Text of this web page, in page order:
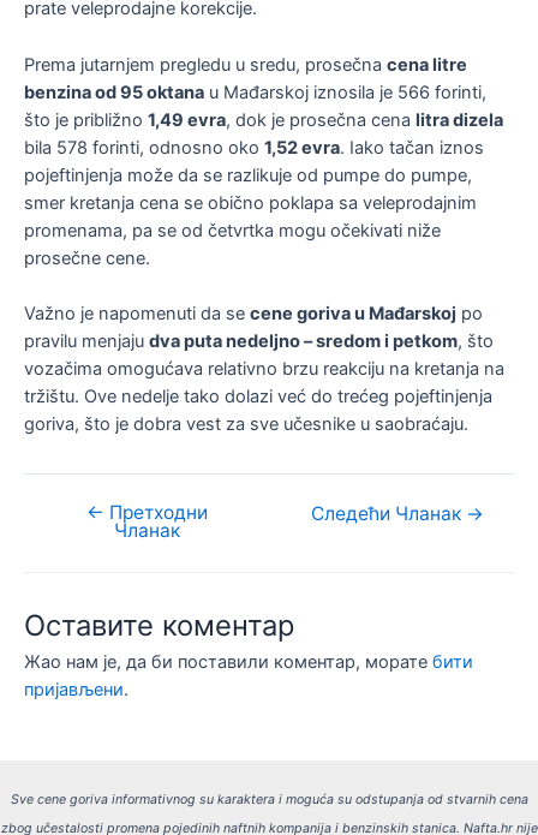
prate veleprodajne korekcije.
Prema jutarnjem pregledu u sredu, prosečna cena litre
benzina od 95 oktana u Mađarskoj iznosila je 566 forinti,
što je približno 1,49 evra, dok je prosečna cena litra dizela
bila 578 forinti, odnosno oko 1,52 evra. Iako tačan iznos
pojeftinjenja može da se razlikuje od pumpe do pumpe,
smer kretanja cena se obično poklapa sa veleprodajnim
promenama, pa se od četvrtka mogu očekivati niže
prosečne cene.
Važno je napomenuti da se cene goriva u Mađarskoj po
pravilu menjaju dva puta nedeljno – sredom i petkom, što
vozačima omogućava relativno brzu reakciju na kretanja na
tržištu. Ove nedelje tako dolazi već do trećeg pojeftinjenja
goriva, što je dobra vest za sve učesnike u saobraćaju.
Кретање
← Претходни
Чланак
Следећи Чланак →
Оставите коментар
Жао нам је, да би поставили коментар, морате бити
пријављени.
Sve cene goriva informativnog su karaktera i moguća su odstupanja od stvarnih cena
zbog učestalosti promena pojedinih naftnih kompanija i benzinskih stanica. Nafta.hr nije